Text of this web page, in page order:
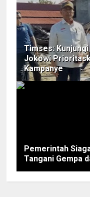
Timses:
Jokowi
Kampanye
Pemerintah
Tangani Gempa